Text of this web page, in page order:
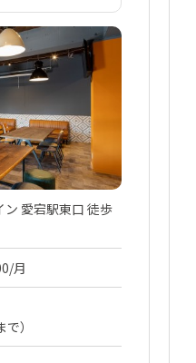
愛宕駅東口 徒歩
月
）